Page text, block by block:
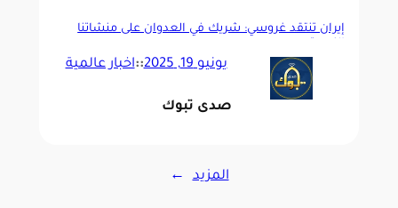
إيران تنتقد غروسي: شريك في العدوان على منشآتنا
يونيو 19, 2025 ::اخبار عالمية
صدى تبوك
المزيد →